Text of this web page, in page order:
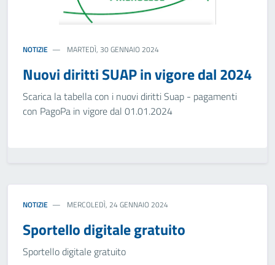
NOTIZIE MARTEDÌ, 30 GENNAIO 2024
Nuovi diritti SUAP in vigore dal 2024
Scarica la tabella con i nuovi diritti Suap - pagamenti
con PagoPa in vigore dal 01.01.2024
NOTIZIE MERCOLEDÌ, 24 GENNAIO 2024
Sportello digitale gratuito
Sportello digitale gratuito